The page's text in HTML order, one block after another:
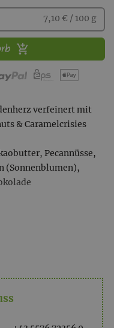
7,10 € / 100 g
verfeinert mit
& Caramelcrisies
Pecannüsse,
(Sonnenblumen),